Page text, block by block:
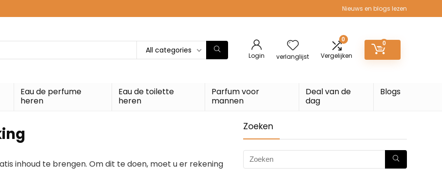
Nieuws en blogs lezen
All categories
Login verlanglijst
0
Vergelijken
0
Eau de perfume
heren
Eau de toilette
heren
Parfum voor
mannen
Deal van de
dag
Blogs
inhoud te brengen. Om dit te doen, moet u er rekening
Zoeken